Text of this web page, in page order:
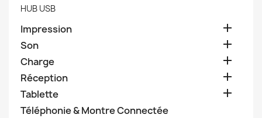
HUB USB
Impression 
Son 
Charge 
Réception 
Tablette 
Téléphonie & Montre Connectée